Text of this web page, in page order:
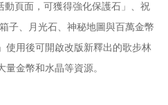
頁面，可獲得強化保護石」、祝
子、月光石、神秘地圖與百萬金幣
使用後可開啟改版新釋出的歌步林
金幣和水晶等資源。